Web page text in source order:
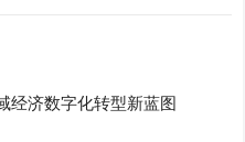
经济数字化转型新蓝图